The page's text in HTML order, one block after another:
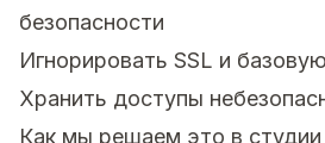
безопасности
Игнорировать SSL и
Хранить доступы
Как мы решаем это в студии